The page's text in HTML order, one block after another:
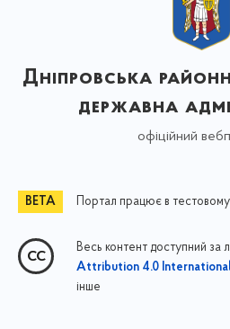
Дніпровська
державна
офіційний
Портал працює в
Весь контент доступний за
Attribution 4.0
інше